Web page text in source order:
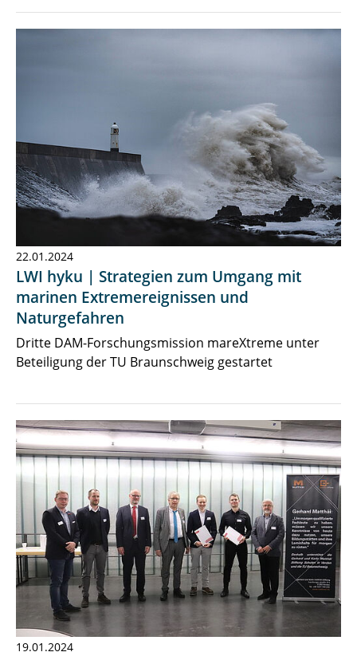
22.01.2024
LWI hyku | Strategien zum Umgang mit
marinen Extremereignissen und
Naturgefahren
Dritte DAM-Forschungsmission mareXtreme unter
Beteiligung der TU Braunschweig gestartet
19.01.2024